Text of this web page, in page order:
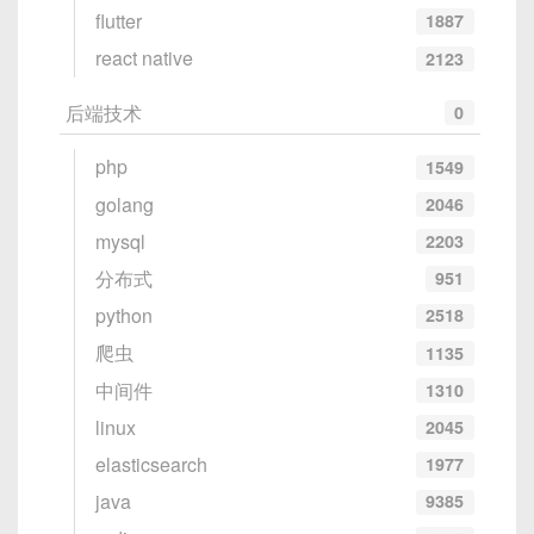
flutter 1887
react native 2123
后端技术 0
php 1549
golang 2046
mysql 2203
分布式 951
python 2518
爬虫 1135
中间件 1310
linux 2045
elasticsearch 1977
java 9385